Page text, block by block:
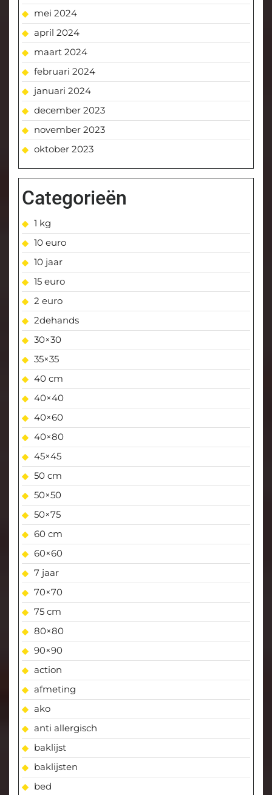
mei 2024
april 2024
maart 2024
februari 2024
januari 2024
december 2023
november 2023
oktober 2023
Categorieën
1 kg
10 euro
10 jaar
15 euro
2 euro
2dehands
30×30
35×35
40 cm
40×40
40×60
40×80
45×45
50 cm
50×50
50×75
60 cm
60×60
7 jaar
70×70
75 cm
80×80
90×90
action
afmeting
ako
anti allergisch
baklijst
baklijsten
bed